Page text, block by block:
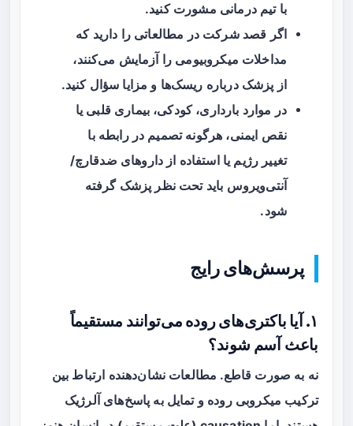
با تیم درمانی مشورت کنید.
اگر قصد شرکت در مطالعاتی را دارید که
مداخلات میکروبیومی را آزمایش می‌کنند،
از پزشک درباره ریسک‌ها و مزایا سؤال کنید.
در موارد بارداری، کودکی، بیماری قلبی یا
نقص ایمنی، هرگونه تصمیم در رابطه با
تغییر رژیم یا استفاده از داروهای ضدقارچ/
آنتی‌ویروس باید تحت نظر پزشک گرفته
شود.
پرسش‌های رایج
۱. آیا باکتری‌های روده می‌توانند مستقیماً
باعث آسم شوند؟
نه به صورت قاطع. مطالعات نشان‌دهنده ارتباط بین
ترکیب میکروبی روده و تمایل به پاسخ‌های آلرژیک